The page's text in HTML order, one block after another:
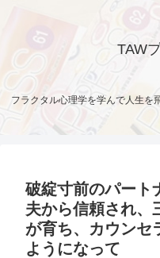
TAW
フラクタル心理学を学んで人生を
破綻寸前のパー
夫から信頼され、
が育ち、カウンセ
ようになって